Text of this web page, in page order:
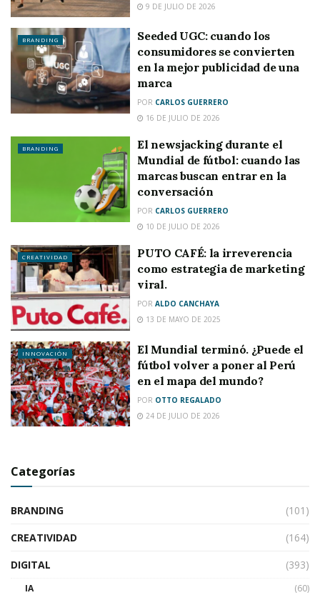
9 DE JULIO DE 2026
BRANDING
Seeded UGC: cuando los
consumidores se convierten
en la mejor publicidad de una
marca
POR CARLOS GUERRERO
16 DE JULIO DE 2026
BRANDING
El newsjacking durante el
Mundial de fútbol: cuando las
marcas buscan entrar en la
conversación
POR CARLOS GUERRERO
10 DE JULIO DE 2026
CREATIVIDAD
PUTO CAFÉ: la irreverencia
como estrategia de marketing
viral.
POR ALDO CANCHAYA
13 DE MAYO DE 2025
INNOVACIÓN
El Mundial terminó. ¿Puede el
fútbol volver a poner al Perú
en el mapa del mundo?
POR OTTO REGALADO
24 DE JULIO DE 2026
Categorías
BRANDING
(101)
CREATIVIDAD
(164)
DIGITAL
(393)
IA (60)